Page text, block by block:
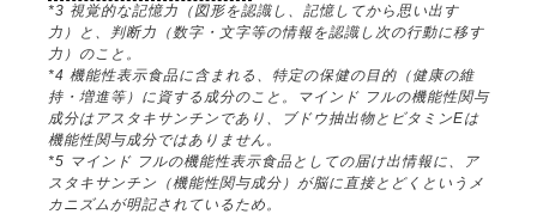
*3 視覚的な記憶力（図形を認識し、記憶してから思い出す
力）と、判断力（数字・文字等の情報を認識し次の行動に移す
力）のこと。
*4 機能性表示食品に含まれる、特定の保健の目的（健康の維
持・増進等）に資する成分のこと。マインド フルの機能性関与
成分はアスタキサンチンであり、ブドウ抽出物とビタミンEは
機能性関与成分ではありません。
*5 マインド フルの機能性表示食品としての届け出情報に、ア
スタキサンチン（機能性関与成分）が脳に直接とどくというメ
カニズムが明記されているため。